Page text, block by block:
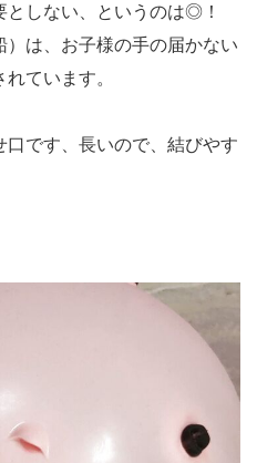
としない、というのは◎！
は、お子様の手の届かない
ています。
です、長いので、結びやす